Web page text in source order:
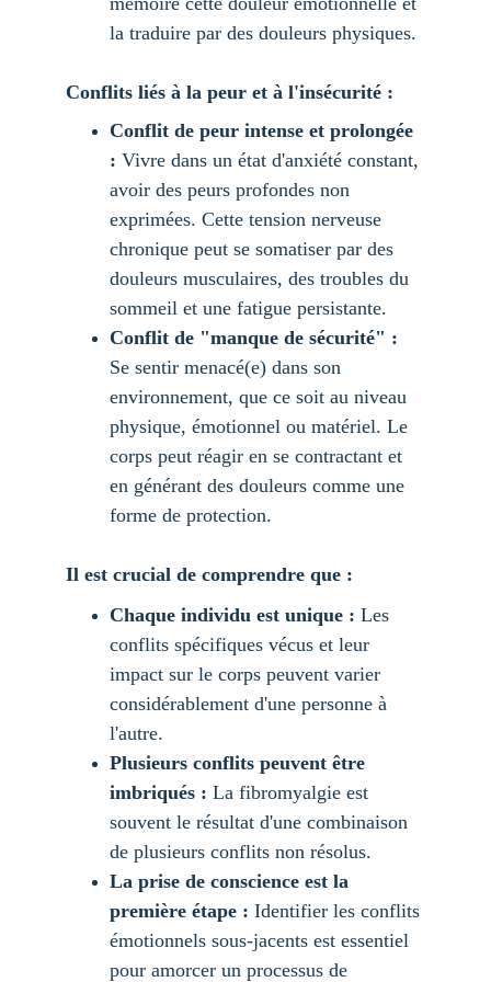
la traduire par des douleurs physiques.
Conflits liés à la peur et à l'insécurité :
Conflit de peur intense et prolongée
: Vivre dans un état d'anxiété constant,
avoir des peurs profondes non
exprimées. Cette tension nerveuse
chronique peut se somatiser par des
douleurs musculaires, des troubles du
sommeil et une fatigue persistante.
Conflit de "manque de sécurité" :
Se sentir menacé(e) dans son
environnement, que ce soit au niveau
physique, émotionnel ou matériel. Le
corps peut réagir en se contractant et
en générant des douleurs comme une
forme de protection.
Il est crucial de comprendre que :
Chaque individu est unique : Les
conflits spécifiques vécus et leur
impact sur le corps peuvent varier
considérablement d'une personne à
l'autre.
Plusieurs conflits peuvent être
imbriqués : La fibromyalgie est
souvent le résultat d'une combinaison
de plusieurs conflits non résolus.
La prise de conscience est la
première étape : Identifier les conflits
émotionnels sous-jacents est essentiel
pour amorcer un processus de